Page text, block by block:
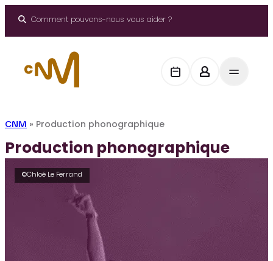
Comment pouvons-nous vous aider ?
CNM » Production phonographique
Production phonographique
©Chloé Le Ferrand